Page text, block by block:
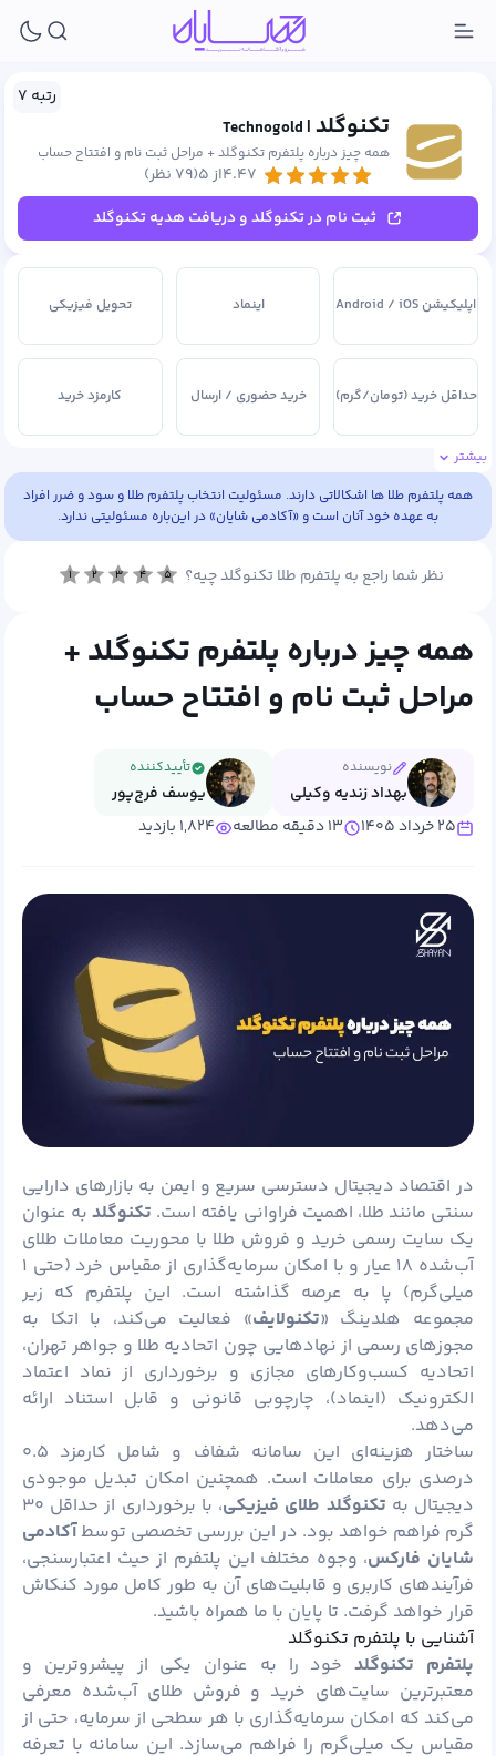
رتبه ۷
تکنوگلد | Technogold
همه چیز درباره پلتفرم تکنوگلد + مراحل ثبت نام و افتتاح حساب
۴.۴۷از ۵
(۷۹ نظر)
ثبت نام در تکنوگلد و دریافت هدیه تکنوگلد
اپلیکیشن Android / iOS اینماد تحویل فیزیکی
حداقل خرید (تومان/گرم) خرید حضوری / ارسال کارمزد خرید
کارمزد فروش مجوز اتحادیه طلا و جواهر
بیشتر
همه پلتفرم طلا ها اشکالاتی دارند. مسئولیت انتخاب پلتفرم طلا و سود و ضرر افراد
به عهده خود آنان است و «آکادمی شایان» در این‌باره مسئولیتی ندارد.
نظر شما راجع به پلتفرم طلا تکنوگلد چیه؟ ۱ ۲ ۳ ۴ ۵
همه چیز درباره پلتفرم تکنوگلد +
مراحل ثبت نام و افتتاح حساب
نویسنده
بهداد زندیه وکیلی
تأییدکننده
یوسف فرج‌پور
۲۵ خرداد ۱۴۰۵
۱۳ دقیقه مطالعه ۱,۸۲۴ بازدید
در اقتصاد دیجیتال دسترسی سریع و ایمن به بازارهای دارایی
سنتی مانند طلا، اهمیت فراوانی یافته است. تکنوگلدبه‌ عنوان
یک سایت رسمی خرید و فروش طلا با محوریت معاملات طلای
آب‌شده ۱۸ عیار و با امکان سرمایه‌گذاری از مقیاس خرد (حتی ۱
میلی‌گرم) پا به عرصه گذاشته است. این پلتفرم که زیر
مجموعه هلدینگ «تکنولایف» فعالیت می‌کند، با اتکا به
مجوزهای رسمی از نهادهایی چون اتحادیه طلا و جواهر تهران،
اتحادیه کسب‌وکارهای مجازی و برخورداری از نماد اعتماد
الکترونیک (اینماد)، چارچوبی قانونی و قابل استناد ارائه
می‌دهد.
ساختار هزینه‌ای این سامانه شفاف و شامل کارمزد ۰.۵
درصدی برای معاملات است. همچنین امکان تبدیل موجودی
دیجیتال به تکنوگلد طلای فیزیکی
، با برخورداری از حداقل ۳۰
گرم فراهم خواهد بود. در این بررسی تخصصی توسطآکادمی
شایان فارکس، وجوه مختلف این پلتفرم از حیث اعتبارسنجی،
فرآیندهای کاربری و قابلیت‌های آن به ‌طور کامل مورد کنکاش
قرار خواهد گرفت. تا پایان با ما همراه باشید.
آشنایی با پلتفرم تکنوگلد
پلتفرم تکنوگلدخود را به‌ عنوان یکی از پیشروترین و
معتبرترین سایت‌های خرید و فروش طلای آب‌شده معرفی
می‌کند که امکان سرمایه‌گذاری با هر سطحی از سرمایه، حتی از
مقیاس یک میلی‌گرم را فراهم می‌سازد. این سامانه با تعرفه